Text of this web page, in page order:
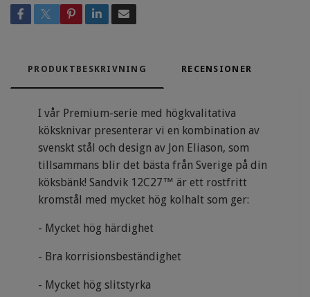
PRODUKTBESKRIVNING RECENSIONER
I vår Premium-serie med högkvalitativa
köksknivar presenterar vi en kombination av
svenskt stål och design av Jon Eliason, som
tillsammans blir det bästa från Sverige på din
köksbänk! Sandvik 12C27™ är ett rostfritt
kromstål med mycket hög kolhalt som ger:
- Mycket hög härdighet
- Bra korrisionsbeständighet
- Mycket hög slitstyrka